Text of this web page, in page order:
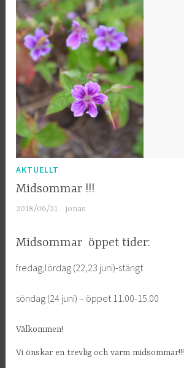
AKTUELLT
Midsommar !!!
2018/06/21 jonas
Midsommar öppet tider:
fredag,lördag (22,23 juni)-stängt
söndag (24 juni) – öppet 11.00-15.00
Välkommen!
Vi önskar en trevlig och varm midsommar!!!